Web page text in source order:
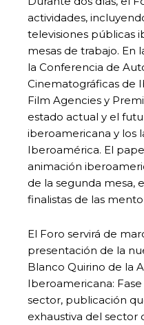
actividades,
televisiones públicas
mesas de trabajo. En
la Conferencia de
Cinematográficas de
Film Agencies y
estado actual y el
iberoamericana y los
Iberoamérica. El
animación
de la segunda mesa,
finalistas de las
El Foro servirá de
presentación de la
Blanco Quirino de la
Iberoamericana:
sector, publicación
exhaustiva del sector